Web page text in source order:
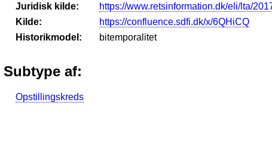
Juridisk kilde:
https://www.retsinformation.dk/eli/lta/
Kilde:
https://confluence.sdfi.dk/x/6QHiCQ
Historikmodel:
bitemporalitet
Subtype af:
Opstillingskreds